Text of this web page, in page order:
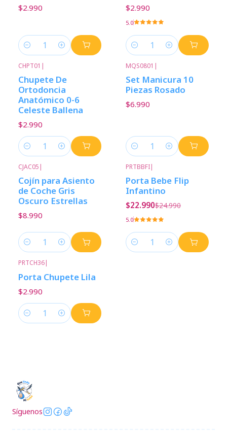
$2.990
Cantidad
$2.990
5.0
Cantidad
CHPT01 |
Chupete De
Ortodoncia
Anatómico 0-6
Celeste Ballena
$2.990
Cantidad
MQS0801 |
Set Manicura 10
Piezas Rosado
$6.990
Cantidad
CJAC05 |
Cojín para Asiento
de Coche Gris
Oscuro Estrellas
$8.990
Cantidad
PRTBBFI|
Porta Bebe Flip
Infantino
$22.990$24.990
5.0
Cantidad
PRTCH36|
Porta Chupete Lila
$2.990
Cantidad
Síguenos